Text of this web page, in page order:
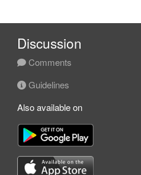
Discussion
Comments
Guidelines
Also available on